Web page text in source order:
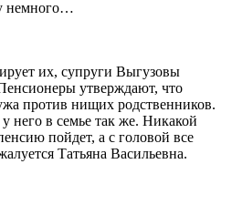
немного…
их, супруги Выгузовы
утверждают, что
против нищих родственников.
него в семье так же. Никакой
пойдет, а с головой все
Татьяна Васильевна.